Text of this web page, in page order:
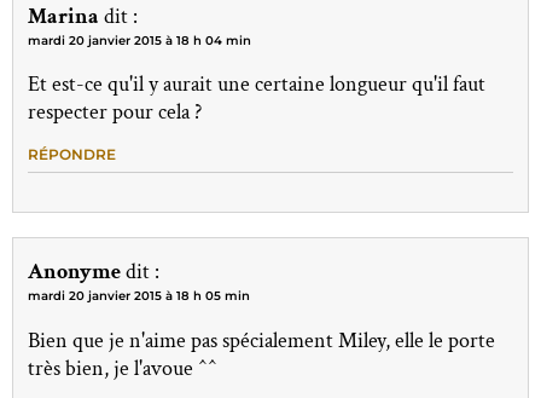
Marina dit :
mardi 20 janvier 2015 à 18 h 04 min
Et est-ce qu'il y aurait une certaine longueur qu'il faut
respecter pour cela ?
RÉPONDRE
Anonymedit :
mardi 20 janvier 2015 à 18 h 05 min
Bien que je n'aime pas spécialement Miley, elle le porte
très bien, je l'avoue ^^